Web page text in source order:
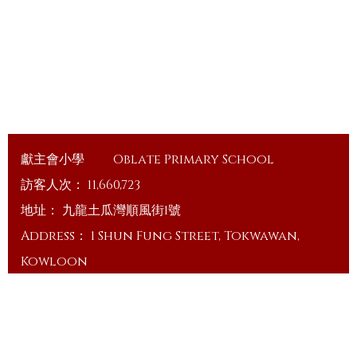
獻主會小學
Oblate Primary School
訪客人次： 11,660,723
地址： 九龍土瓜灣順風街1號
Address： 1 Shun Fung Street, Tokwawan,
Kowloon